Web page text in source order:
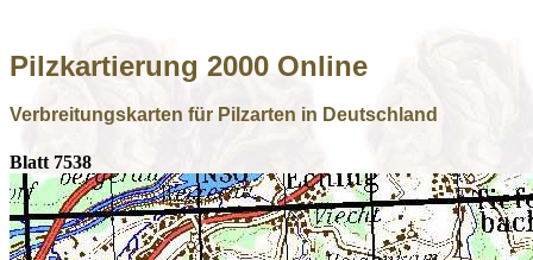
Pilzkartierung 2000 Online
Verbreitungskarten für Pilzarten in Deutschland
Blatt 7538